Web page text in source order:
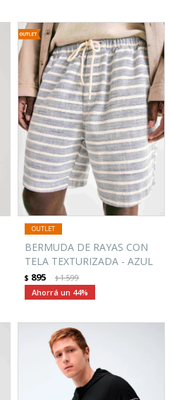
BERMUDA DE RAYAS CON
TELA TEXTURIZADA - AZUL
$ 895 $1.599
44